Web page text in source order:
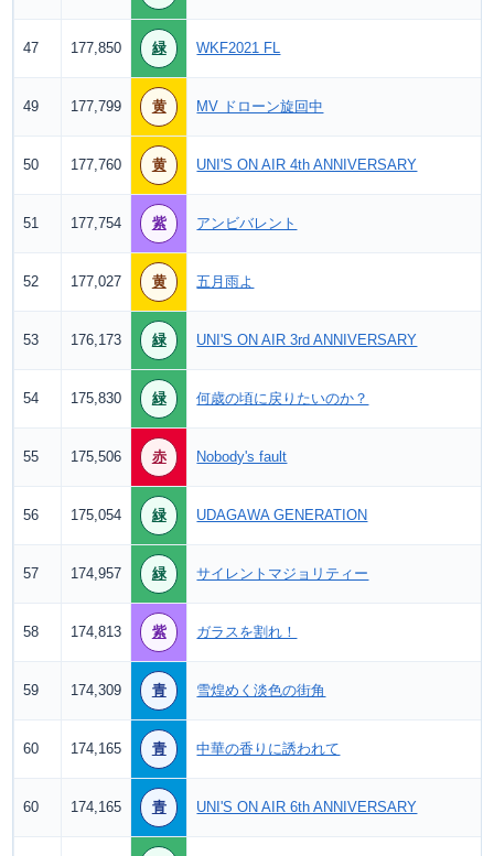
47 177,850 緑 WKF2021 FL
49 177,799 黄 MV ドローン旋回中
50 177,760 黄 UNI'S ON AIR 4th ANNIVERSARY
51 177,754 紫 アンビバレント
52 177,027 黄 五月雨よ
53 176,173 緑 UNI'S ON AIR 3rd ANNIVERSARY
54 175,830 緑 何歳の頃に戻りたいのか？
55 175,506 赤 Nobody's fault
56 175,054 緑 UDAGAWA GENERATION
57 174,957 緑 サイレントマジョリティー
58 174,813 紫 ガラスを割れ！
59 174,309 青 雪煌めく淡色の街角
60 174,165 青 中華の香りに誘われて
60 174,165 青 UNI'S ON AIR 6th ANNIVERSARY